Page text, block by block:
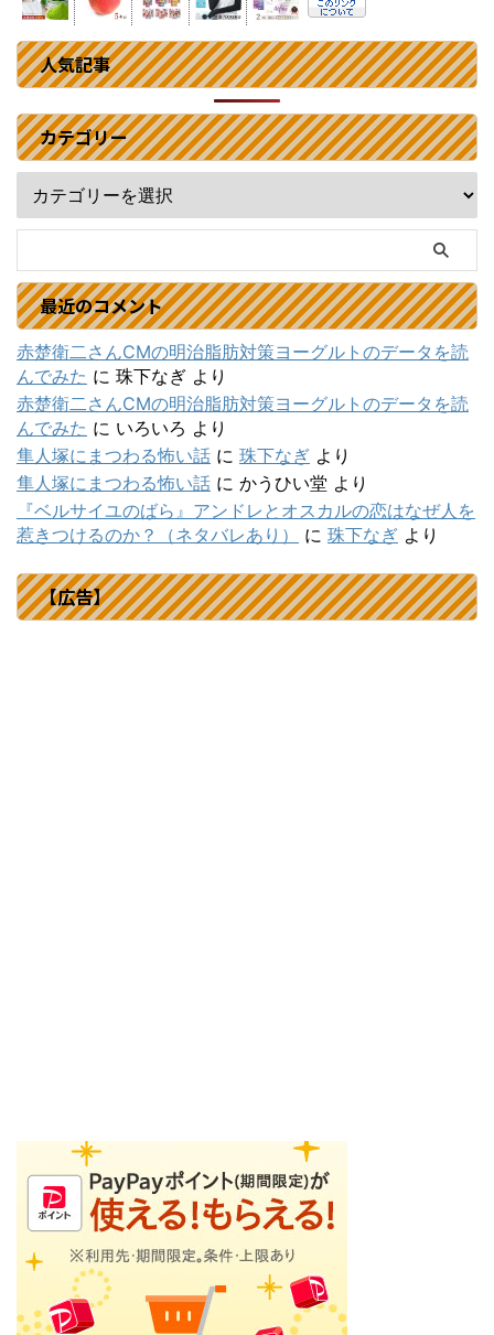
人気記事
カテゴリー
最近のコメント
赤楚衛二さんCMの明治脂肪対策ヨーグルトのデータを読
んでみた に 珠下なぎ より
赤楚衛二さんCMの明治脂肪対策ヨーグルトのデータを読
んでみた に いろいろ より
隼人塚にまつわる怖い話 に 珠下なぎ より
隼人塚にまつわる怖い話 に かうひい堂 より
『ベルサイユのばら』アンドレとオスカルの恋はなぜ人を
惹きつけるのか？（ネタバレあり）
に 珠下なぎ より
【広告】